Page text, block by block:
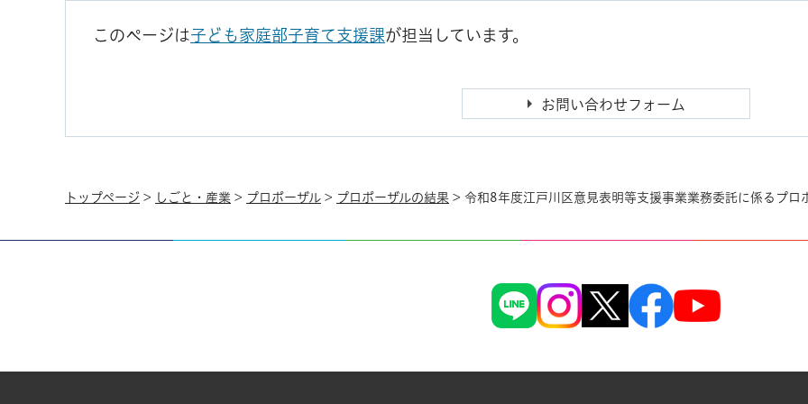
このページは子ども家庭部子育て支援課が担当しています。
トップページ > しごと・産業 > プロポーザル > プロポーザルの結果 > 令和8年度江戸川区意見表明等支援事業業務委託に係るプロ